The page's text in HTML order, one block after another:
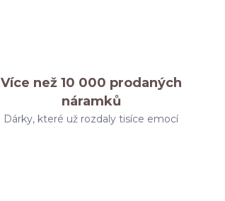
Více než 10 000 prodaných
náramků
Dárky, které už rozdaly tisíce emocí